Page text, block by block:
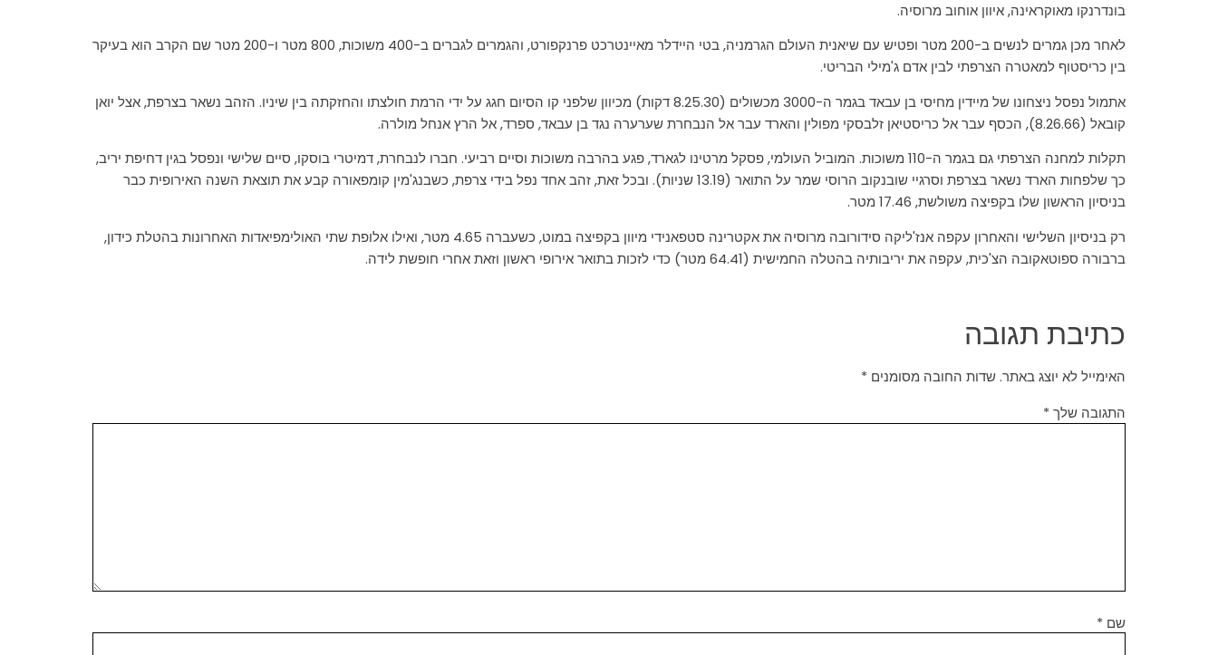
בונדרנקו מאוקראינה, איוון אוחוב מרוסיה.
לאחר מכן גמרים לנשים ב-200 מטר ופטיש עם שיאנית העולם הגרמניה, בטי היידלר מאיינטרכט פרנקפורט, והגמרים לגברים ב-400 משוכות, 800 מטר ו-200 מטר שם הקרב הוא בעיקר
בין כריסטוף למאטרה הצרפתי לבין אדם ג'מילי הבריטי.
אתמול נפסל ניצחונו של מיידין מחיסי בן עבאד בגמר ה-3000 מכשולים (8.25.30 דקות) מכיוון שלפני קו הסיום חגג על ידי הרמת חולצתו והחזקתה בין שיניו. הזהב נשאר בצרפת, אצל יואן
קובאל (8.26.66), הכסף עבר אל כריסטיאן זלבסקי מפולין והארד עבר אל הנבחרת שערערה נגד בן עבאד, ספרד, אל הרץ אנחל מולרה.
תקלות למחנה הצרפתי גם בגמר ה-110 משוכות. המוביל העולמי, פסקל מרטינו לגארד, פגע בהרבה משוכות וסיים רביעי. חברו לנבחרת, דמיטרי בוסקו, סיים שלישי ונפסל בגין דחיפת יריב,
כך שלפחות הארד נשאר בצרפת וסרגיי שובנקוב הרוסי שמר על התואר (13.19 שניות). ובכל זאת, זהב אחד נפל בידי צרפת, כשבנג'מין קומפאורה קבע את תוצאת השנה האירופית כבר
בניסיון הראשון שלו בקפיצה משולשת, 17.46 מטר.
רק בניסיון השלישי והאחרון עקפה אנז'ליקה סידורובה מרוסיה את אקטרינה סטפאנידי מיוון בקפיצה במוט, כשעברה 4.65 מטר, ואילו אלופת שתי האולימפיאדות האחרונות בהטלת כידון,
ברבורה ספוטאקובה הצ'כית, עקפה את יריבותיה בהטלה החמישית (64.41 מטר) כדי לזכות בתואר אירופי ראשון וזאת אחרי חופשת לידה.
כתיבת תגובה
האימייל לא יוצג באתר.שדות החובה מסומנים *
התגובה שלך*
שם *